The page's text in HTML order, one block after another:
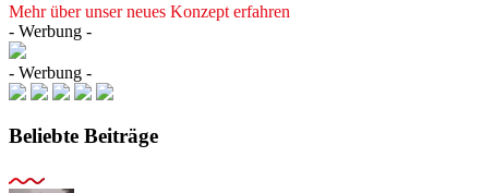
Mehr über unser neues Konzept erfahren
- Werbung -
- Werbung -
Beliebte Beiträge